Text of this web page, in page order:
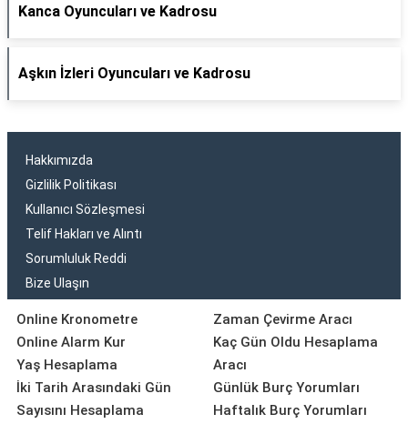
Kanca Oyuncuları ve Kadrosu
Aşkın İzleri Oyuncuları ve Kadrosu
Hakkımızda
Gizlilik Politikası
Kullanıcı Sözleşmesi
Telif Hakları ve Alıntı
Sorumluluk Reddi
Bize Ulaşın
Online Kronometre
Online Alarm Kur
Yaş Hesaplama
İki Tarih Arasındaki Gün
Sayısını Hesaplama
Zaman Çevirme Aracı
Kaç Gün Oldu Hesaplama
Aracı
Günlük Burç Yorumları
Haftalık Burç Yorumları